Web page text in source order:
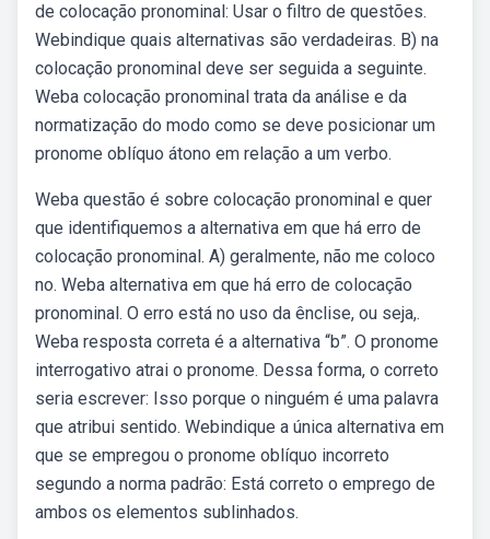
de colocação pronominal: Usar o filtro de questões.
Webindique quais alternativas são verdadeiras. B) na
colocação pronominal deve ser seguida a seguinte.
Weba colocação pronominal trata da análise e da
normatização do modo como se deve posicionar um
pronome oblíquo átono em relação a um verbo.
Weba questão é sobre colocação pronominal e quer
que identifiquemos a alternativa em que há erro de
colocação pronominal. A) geralmente, não me coloco
no. Weba alternativa em que há erro de colocação
pronominal. O erro está no uso da ênclise, ou seja,.
Weba resposta correta é a alternativa “b”. O pronome
interrogativo atrai o pronome. Dessa forma, o correto
seria escrever: Isso porque o ninguém é uma palavra
que atribui sentido. Webindique a única alternativa em
que se empregou o pronome oblíquo incorreto
segundo a norma padrão: Está correto o emprego de
ambos os elementos sublinhados.